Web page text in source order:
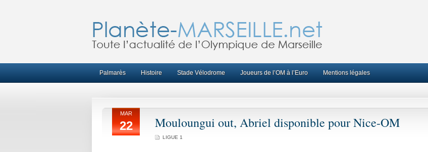
Palmarès Histoire Stade Vélodrome Joueurs de l’OM à l’Euro Mentions légales
MAR
22 Mouloungui out, Abriel disponible pour Nice-OM
LIGUE 1